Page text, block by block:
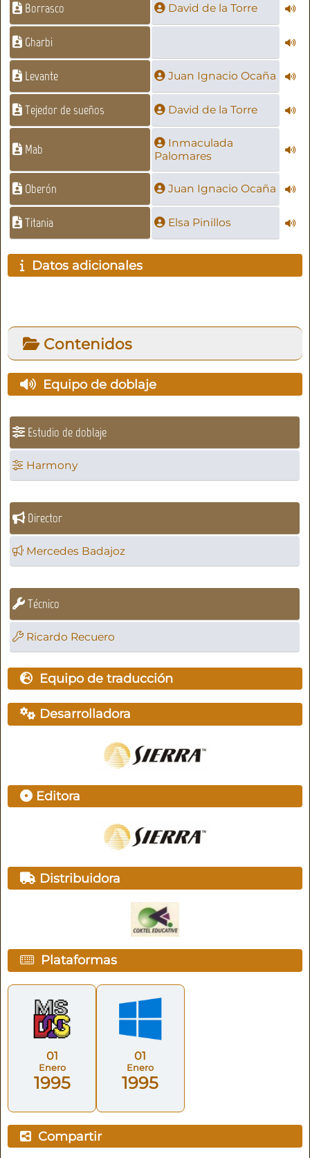
Borrasco David de la Torre
Gharbi
Levante Juan Ignacio Ocaña
Tejedor de sueños David de la Torre
Mab
Inmaculada
Palomares
Oberón Juan Ignacio Ocaña
Titania Elsa Pinillos
Datos adicionales
Contenidos
Equipo de doblaje
Estudio de doblaje
Harmony
Director
Mercedes Badajoz
Técnico
Ricardo Recuero
Equipo de traducción
Desarrolladora
Editora
Distribuidora
Plataformas
01
Enero
1995
01
Enero
1995
Compartir